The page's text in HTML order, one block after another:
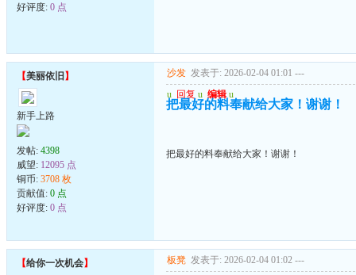
好评度: 0 点
【美丽依旧 】
新手上路
发帖: 4398
威望: 12095 点
铜币: 3708 枚
贡献值: 0 点
好评度: 0 点
沙发 发表于: 2026-02-04 01:01 ---
u 回复 u 编辑 u
把最好的料奉献给大家！谢谢！
把最好的料奉献给大家！谢谢！
【给你一次机会】 板凳 发表于: 2026-02-04 01:02 ---